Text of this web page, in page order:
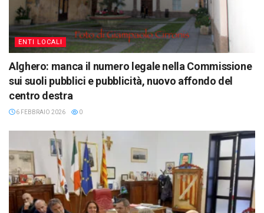
ENTI LOCALI
Alghero: manca il numero legale nella Commissione
sui suoli pubblici e pubblicità, nuovo affondo del
centro destra
6 FEBBRAIO 2026 0